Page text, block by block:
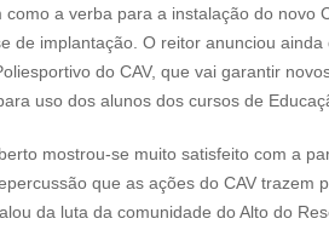
como a verba para a instalação do novo
de implantação. O reitor anunciou
do CAV, que vai garantir
uso dos alunos dos cursos de
mostrou-se muito satisfeito com a
que as ações do CAV trazem
da luta da comunidade do Alto do